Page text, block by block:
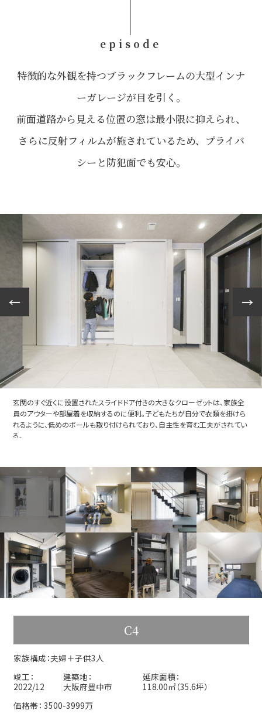
episode
特徴的な外観を持つブラックフレームの大型インナ
ーガレージが目を引く。
前面道路から見える位置の窓は最小限に抑えられ、
さらに反射フィルムが施されているため、プライバ
シーと防犯面でも安心。
玄関のすぐ近くに設置されたスライドドア付きの大きなクローゼットは、家族全
員のアウターや部屋着を収納するのに便利。子どもたちが自分で衣類を掛けら
れるように、低めのポールも取り付けられており、自主性を育む工夫がされてい
る。
C4
家族構成：夫婦＋子供3人
竣工：
2022/12
建築地：
大阪府豊中市
延床面積：
118.00㎡（35.6坪）
価格帯： 3500-3999万